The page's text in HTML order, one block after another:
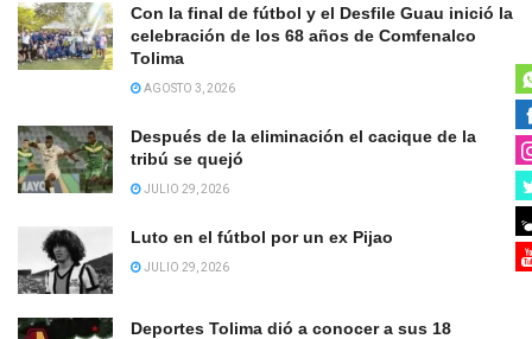
Con la final de fútbol y el Desfile Guau inició la
celebración de los 68 años de Comfenalco
Tolima
AGOSTO 3, 2026
Después de la eliminación el cacique de la
tribú se quejó
JULIO 29, 2026
Luto en el fútbol por un ex Pijao
JULIO 29, 2026
Deportes Tolima dió a conocer a sus 18